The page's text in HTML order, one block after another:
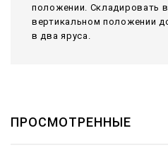
положении. Складировать
вертикальном положении
в два яруса.
ПРОСМОТРЕННЫЕ